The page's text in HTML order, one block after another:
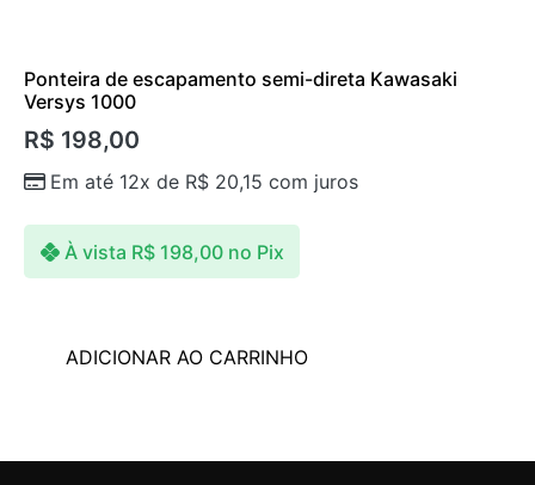
Ponteira de escapamento semi-direta Kawasaki
Versys 1000
R$ 198,00
Em até 12x de R$ 20,15 com juros
À vista R$198,00 no Pix
ADICIONAR AO CARRINHO